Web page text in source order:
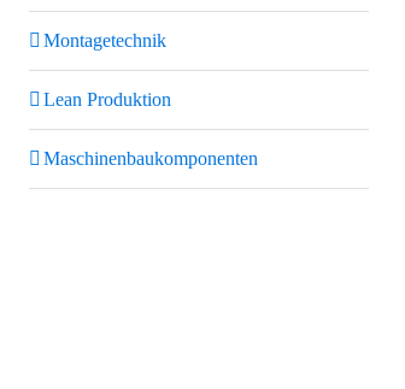
Montagetechnik
Lean Produktion
Maschinenbaukomponenten